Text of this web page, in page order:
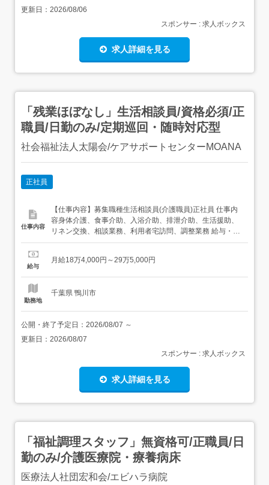
更新日： 2026/08/06
スポンサー : 求人ボックス
求人詳細を見る
「残業ほぼなし」生活相談員/資格必須/正
職員/日勤のみ/定期巡回・随時対応型
社会福祉法人太陽会/ケアサポートセンターMOANA
正社員
仕事内容
【仕事内容】募集職種生活相談員(介護職員)正社員 仕事内
容身体介護、食事介助、入浴介助、排泄介助、生活援助、
リネン交換、相談業務、利用者宅訪問、調整業務 給与・手
当<給与>月給184,000〜295,000円<基本給>170,000〜
額:50,000円処遇改善手当:14,000〜15,000円扶養手...
給与
月給18万4,000円～29万5,000円
勤務地
千葉県 鴨川市
公開・終了予定日： 2026/08/07 ～
更新日： 2026/08/07
スポンサー : 求人ボックス
求人詳細を見る
「福祉調理スタッフ」無資格可/正職員/日
勤のみ/介護医療院・療養病床
医療法人社団宏和会/エビハラ病院